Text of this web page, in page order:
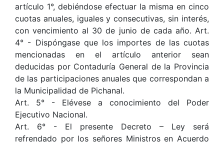
artículo 1°, debiéndose efectuar la misma en cinco
cuotas anuales, iguales y consecutivas, sin interés,
con vencimiento al 30 de junio de cada año. Art.
4° - Dispóngase que los importes de las cuotas
mencionadas en el artículo anterior sean
deducidas por Contaduría General de la Provincia
de las participaciones anuales que correspondan a
la Municipalidad de Pichanal.
Art. 5° - Elévese a conocimiento del Poder
Ejecutivo Nacional.
Art. 6° - El presente Decreto – Ley será
refrendado por los señores Ministros en Acuerdo